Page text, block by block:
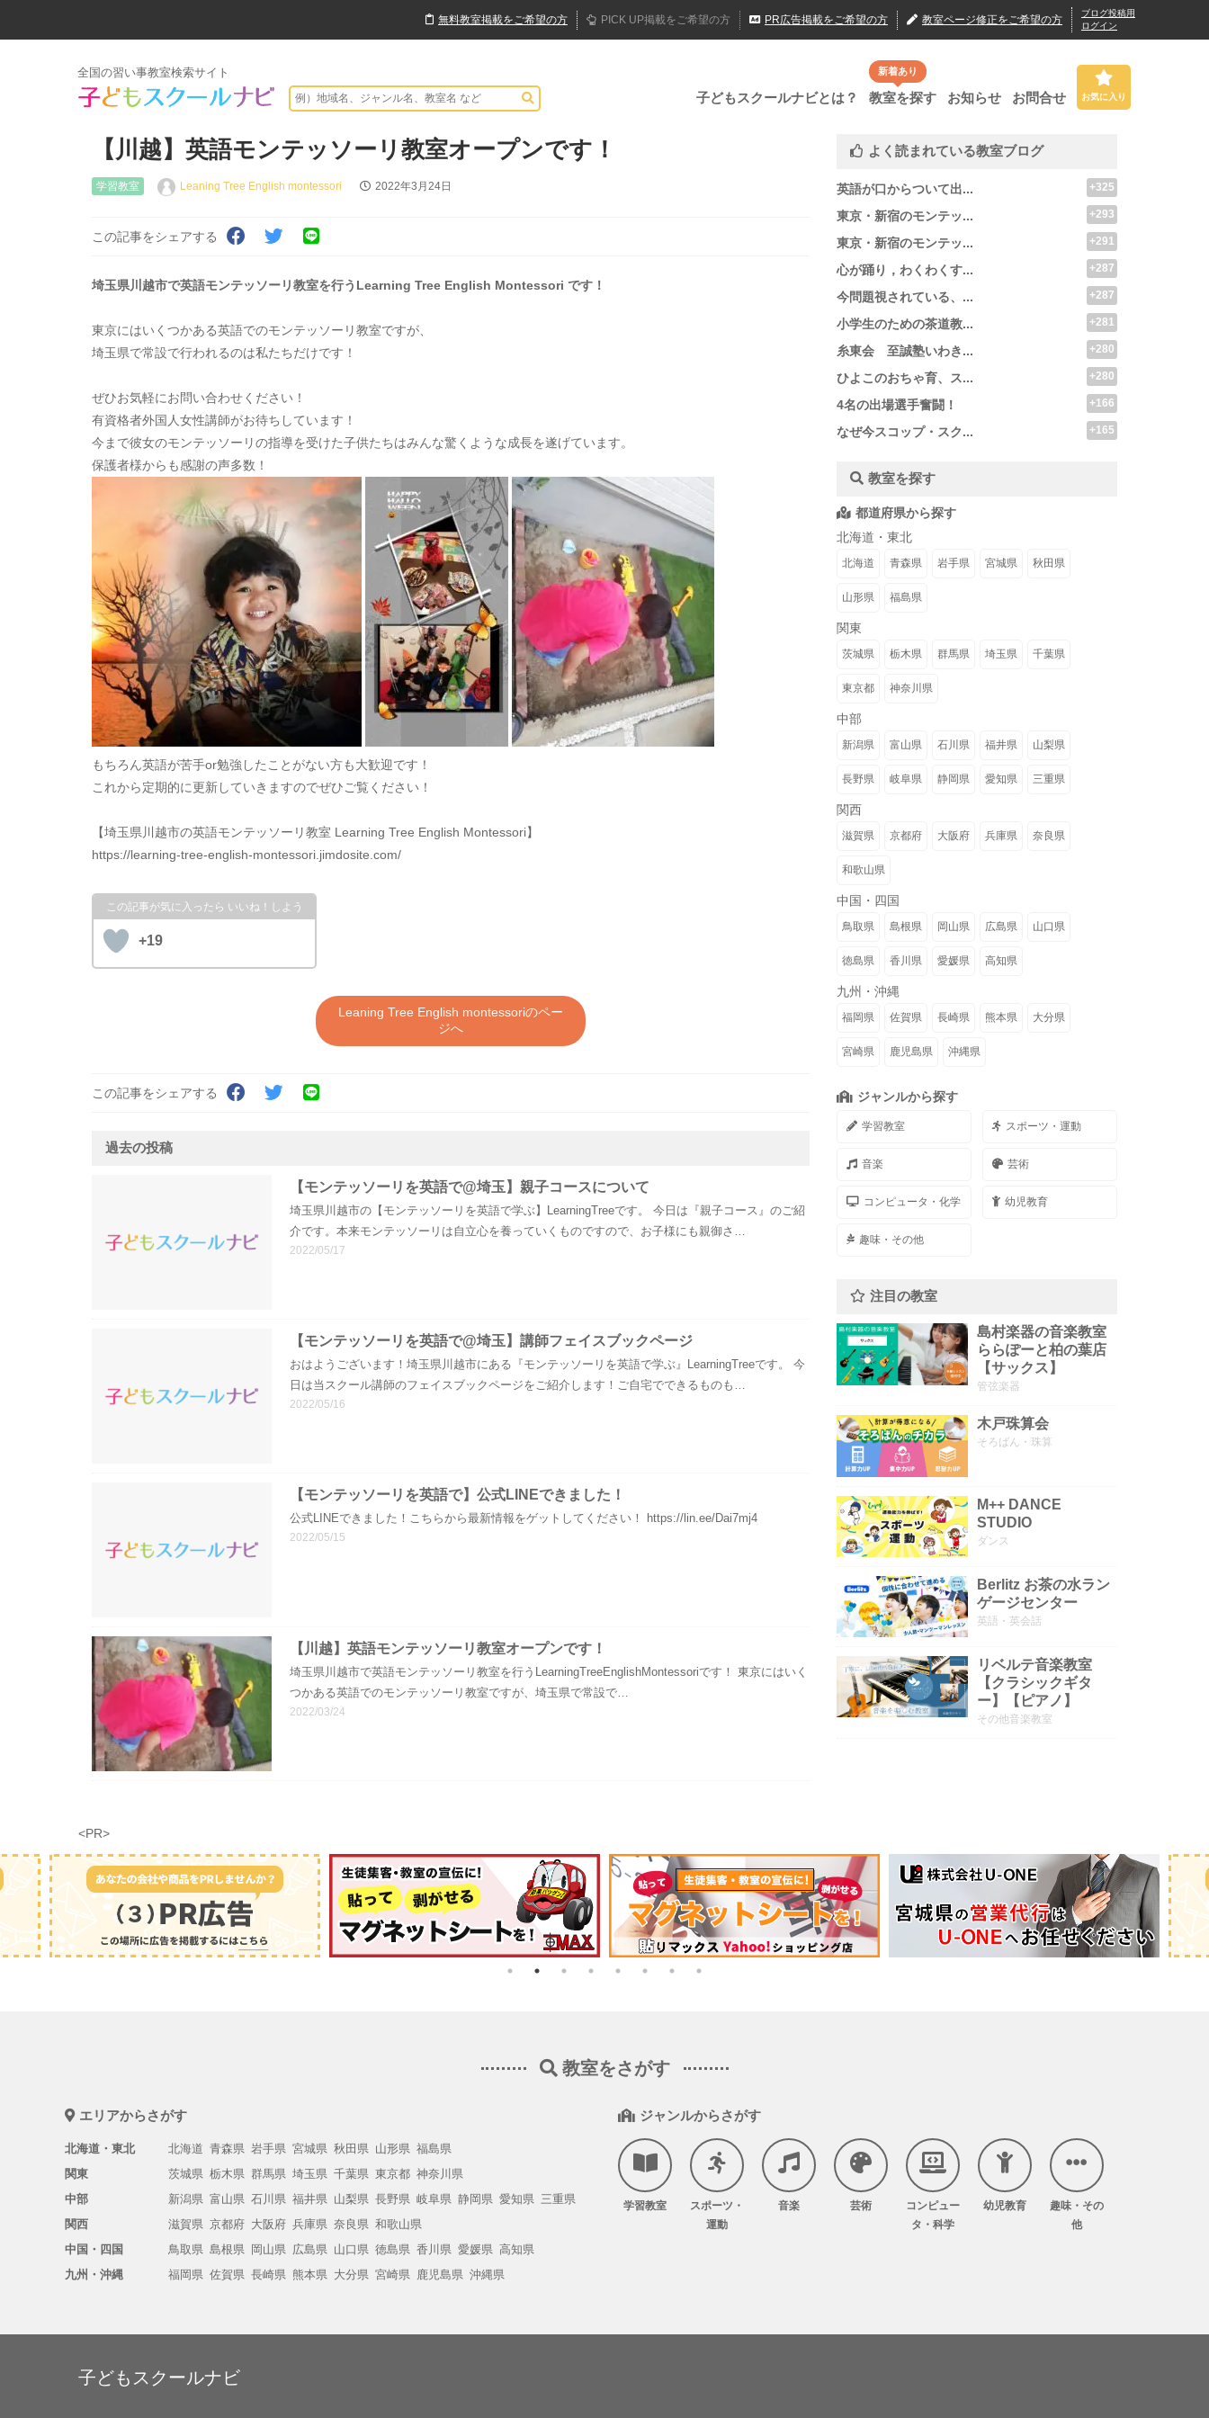
無料教室掲載をご希望の方 PICK UP掲載をご希望の方 PR広告掲載をご希望の方 教室ページ修正をご希望の方
ブログ投稿用
ログイン
全国の習い事教室検索サイト
子どもスクールナビとは？
新着あり
教室を探す お知らせ お問合せ お気に入り
【川越】英語モンテッソーリ教室オープンです！
学習教室 Leaning Tree English montessori 2022年3月24日
この記事をシェアする
埼玉県川越市で英語モンテッソーリ教室を行うLearning Tree English Montessori です！
東京にはいくつかある英語でのモンテッソーリ教室ですが、
埼玉県で常設で行われるのは私たちだけです！
ぜひお気軽にお問い合わせください！
有資格者外国人女性講師がお待ちしています！
今まで彼女のモンテッソーリの指導を受けた子供たちはみんな驚くような成長を遂げています。
保護者様からも感謝の声多数！
もちろん英語が苦手or勉強したことがない方も大歓迎です！
これから定期的に更新していきますのでぜひご覧ください！
【埼玉県川越市の英語モンテッソーリ教室 Learning Tree English Montessori】
https://learning-tree-english-montessori.jimdosite.com/
+19
Leaning Tree English montessoriのペー
ジへ
この記事をシェアする
過去の投稿
【モンテッソーリを英語で@埼玉】親子コースについて
埼玉県川越市の【モンテッソーリを英語で学ぶ】LearningTreeです。 今日は『親子コース』のご紹
介です。本来モンテッソーリは自立心を養っていくものですので、お子様にも親御さ…
2022/05/17
【モンテッソーリを英語で@埼玉】講師フェイスブックページ
おはようございます！埼玉県川越市にある『モンテッソーリを英語で学ぶ』LearningTreeです。 今
日は当スクール講師のフェイスブックページをご紹介します！ご自宅でできるものも…
2022/05/16
【モンテッソーリを英語で】公式LINEできました！
公式LINEできました！こちらから最新情報をゲットしてください！ https://lin.ee/Dai7mj4
2022/05/15
【川越】英語モンテッソーリ教室オープンです！
埼玉県川越市で英語モンテッソーリ教室を行うLearningTreeEnglishMontessoriです！ 東京にはいく
つかある英語でのモンテッソーリ教室ですが、埼玉県で常設で…
2022/03/24
よく読まれている教室ブログ
英語が口からついて出... +325
東京・新宿のモンテッ... +293
東京・新宿のモンテッ... +291
心が踊り，わくわくす... +287
今問題視されている、... +287
小学生のための茶道教... +281
糸東会 至誠塾いわき... +280
ひよこのおちゃ育、ス... +280
4名の出場選手奮闘！ +166
なぜ今スコップ・スク... +165
教室を探す
都道府県から探す
北海道・東北
北海道 青森県 岩手県 宮城県 秋田県
山形県 福島県
関東
茨城県 栃木県 群馬県 埼玉県 千葉県
東京都 神奈川県
中部
新潟県 富山県 石川県 福井県 山梨県
長野県 岐阜県 静岡県 愛知県 三重県
関西
滋賀県 京都府 大阪府 兵庫県 奈良県
和歌山県
中国・四国
鳥取県 島根県 岡山県 広島県 山口県
徳島県 香川県 愛媛県 高知県
九州・沖縄
福岡県 佐賀県 長崎県 熊本県 大分県
宮崎県 鹿児島県 沖縄県
ジャンルから探す
学習教室 スポーツ・運動
音楽 芸術
コンピュータ・化学 幼児教育
趣味・その他
注目の教室
島村楽器の音楽教室
ららぽーと柏の葉店
【サックス】
管弦楽器
木戸珠算会
そろばん・珠算
M++ DANCE
STUDIO
ダンス
Berlitz お茶の水ラン
ゲージセンター
英語・英会話
リベルテ音楽教室
【クラシックギタ
ー】【ピアノ】
その他音楽教室
<PR>
教室をさがす
エリアからさがす
北海道・東北 北海道 青森県 岩手県 宮城県 秋田県 山形県 福島県
関東
茨城県 栃木県 群馬県 埼玉県 千葉県 東京都 神奈川県
中部
新潟県 富山県 石川県 福井県 山梨県 長野県 岐阜県 静岡県 愛知県 三重県
関西
滋賀県 京都府 大阪府 兵庫県 奈良県 和歌山県
中国・四国
鳥取県 島根県 岡山県 広島県 山口県 徳島県 香川県 愛媛県 高知県
九州・沖縄
福岡県 佐賀県 長崎県 熊本県 大分県 宮崎県 鹿児島県 沖縄県
ジャンルからさがす
学習教室
スポーツ・
運動
音楽 芸術
コンピュー
タ・科学
幼児教育
趣味・その
他
子どもスクールナビ